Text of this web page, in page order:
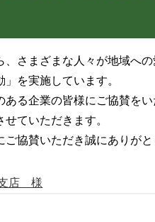
さまざまな人々が地域へ
を実施しています。
る企業の皆様にご協賛を
ていただきます。
協賛いただき誠にありがと
支店 様